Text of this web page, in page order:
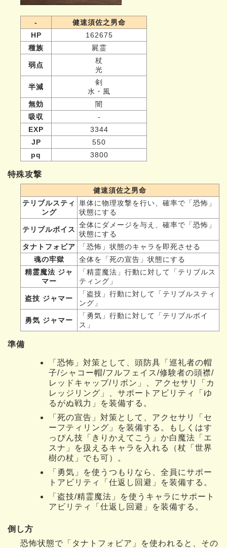
-
健速須佐之男命
HP
162675
種族
屍霊
弱点
杖
光
半減
剣
水・風
無効
闇
吸収
-
EXP
3344
JP
550
pq
3800
特殊攻撃
健速須佐之男命
テリブルスティ
ング
単体に物理攻撃を行い、確率で「恐怖」
状態にする
テリブルボイス
全体にダメージを与え、確率で「恐怖」
状態にする
タナトフォビア
「恐怖」状態のキャラを即死させる
魂の牢獄
全体を「死の宣告」状態にする
精霊魔法 ジャ
マー
「精霊魔法」行動に対して「テリブルス
ティング」
盗技 ジャマー
「盗技」行動に対して「テリブルスティ
ング」
勇気 ジャマー
「勇気」行動に対して「テリブルボイ
ス」
準備
「恐怖」対策として、頭防具「巡礼者の帽
子/シャコー帽/フルフェイス/修験者の頭襟/
レッドキャップ/リボン」、アクセサリ「カ
レッジリング」、サポートアビリティ「ゆ
るがぬ戦力」を装備する。
「死の宣告」対策として、アクセサリ「セ
ーフティリング」を装備する。もしくはす
っぴん技「きりかえてこう」か白魔法「エ
スナ」を扱えるキャラを入れる（杖「世界
樹の杖」でも可）。
「勇気」を使うつもりなら、全員にサポー
トアビリティ「仕返し回避」を装備する。
「盗技/精霊魔法」を使うキャラにサポート
アビリティ「仕返し回避」を装備する。
倒し方
恐怖状態で「タナトフォビア」を使われると、その